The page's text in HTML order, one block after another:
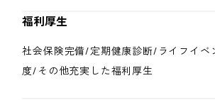
福利厚生
社会保険完備/定期健康診断/ライフイベ
度/その他充実した福利厚生